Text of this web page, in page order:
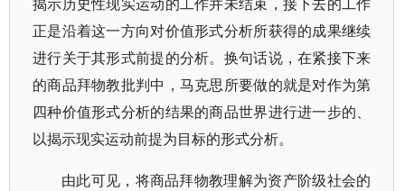
正是沿着这一方向对价值形式分析所获得的成果继续
进行关于其形式前提的分析。换句话说，在紧接下来
的商品拜物教批判中，马克思所要做的就是对作为第
四种价值形式分析的结果的商品世界进行进一步的、
以揭示现实运动前提为目标的形式分析。
由此可见，将商品拜物教理解为资产阶级社会的